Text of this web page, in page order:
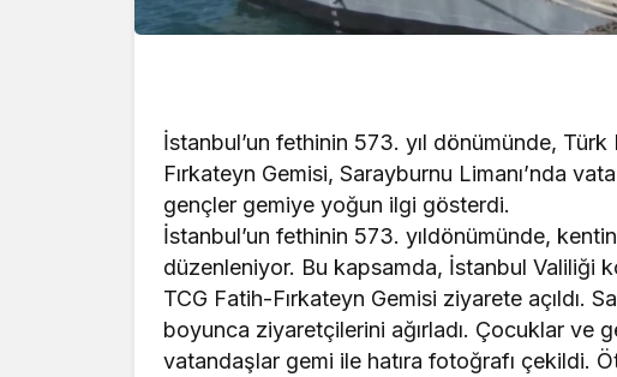
İstanbul’un fethinin 573. yıl dönümünde,
Fırkateyn Gemisi, Sarayburnu Limanı’nda
gençler gemiye yoğun ilgi gösterdi.
İstanbul’un fethinin 573. yıldönümünde,
düzenleniyor. Bu kapsamda, İstanbul Valiliği
TCG Fatih-Fırkateyn Gemisi ziyarete açıldı.
boyunca ziyaretçilerini ağırladı. Çocuklar ve
vatandaşlar gemi ile hatıra fotoğrafı çekildi.